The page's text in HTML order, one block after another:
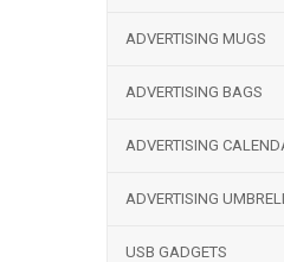
ADVERTISING MUGS
ADVERTISING BAGS
ADVERTISING
ADVERTISING
USB GADGETS